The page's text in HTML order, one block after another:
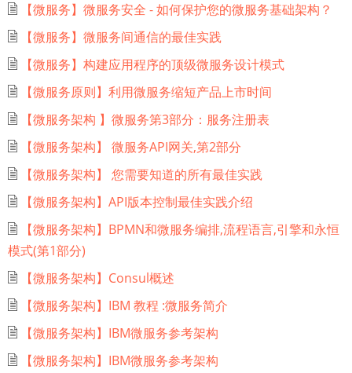
【微服务】微服务安全 - 如何保护您的微服务基础架构？
【微服务】微服务间通信的最佳实践
【微服务】构建应用程序的顶级微服务设计模式
【微服务原则】利用微服务缩短产品上市时间
【微服务架构 】微服务第3部分：服务注册表
【微服务架构】 微服务API网关,第2部分
【微服务架构】 您需要知道的所有最佳实践
【微服务架构】API版本控制最佳实践介绍
【微服务架构】BPMN和微服务编排,流程语言,引擎和永恒
模式(第1部分)
【微服务架构】Consul概述
【微服务架构】IBM 教程 :微服务简介
【微服务架构】IBM微服务参考架构
【微服务架构】IBM微服务参考架构